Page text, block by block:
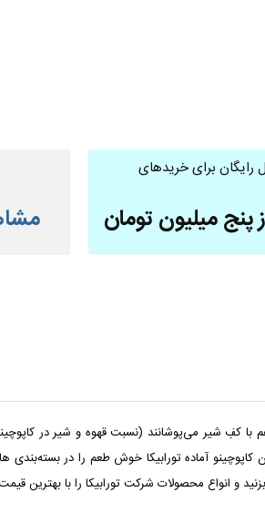
رایگان برای خریدهای
پنج میلیون تومان
هم با کفِ شیر می‌پوشانند (نسبت قهوه و شیر در
آماده تورابیکا خوش طعم را در
و انواع محصولات شرکت تورابیکا را با بهترین